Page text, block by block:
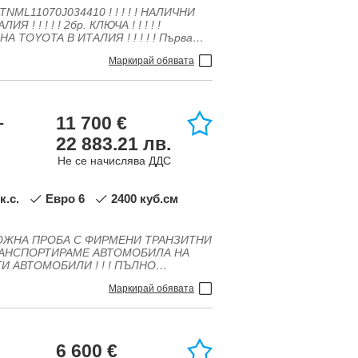
за контрол на скоростта
333
програма за стабилизиране,
волан, Нов внос,
на волана, Халогенни фарове,
Маркирай обявата
11 700 €
22 883.21 лв.
Не се начислява ДДС
к.с. Евро 6
2400 куб.см
Маркирай обявата
6 600 €